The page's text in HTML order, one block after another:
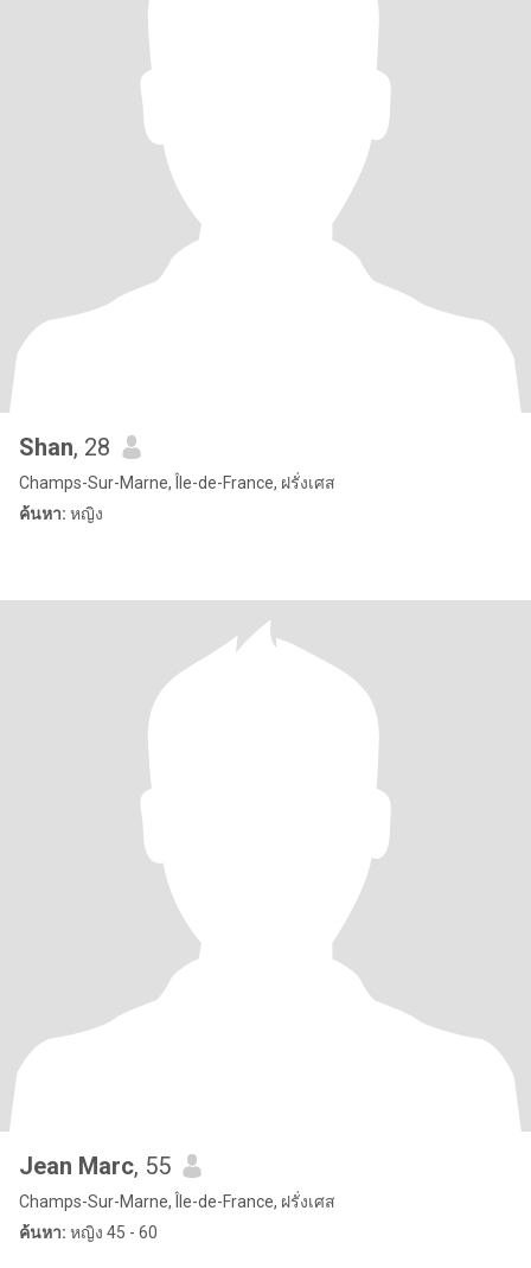
Shan, 28
Champs-Sur-Marne, Île-de-France, ฝรั่งเศส
ค้นหา: หญิง
Jean Marc, 55
Champs-Sur-Marne, Île-de-France, ฝรั่งเศส
ค้นหา: หญิง 45 - 60